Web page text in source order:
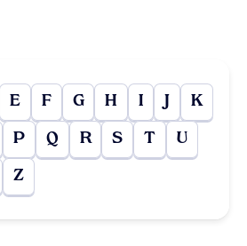
E F G H I J K
P Q R S T U
Z